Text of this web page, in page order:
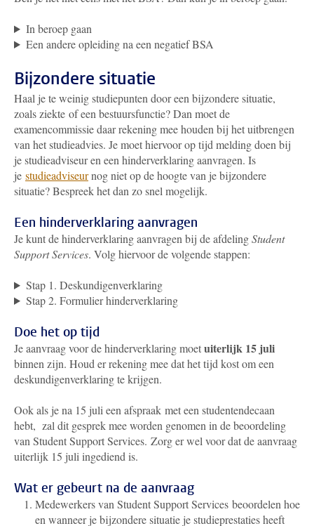
In beroep gaan
Een andere opleiding na een negatief BSA
Bijzondere situatie
Haal je te weinig studiepunten door een bijzondere situatie,
zoals ziekte of een bestuursfunctie? Dan moet de
examencommissie daar rekening mee houden bij het uitbrengen
van het studieadvies. Je moet hiervoor op tijd melding doen bij
je studieadviseur en een hinderverklaring aanvragen. Is
je studieadviseurnog niet op de hoogte van je bijzondere
situatie? Bespreek het dan zo snel mogelijk.
Een hinderverklaring aanvragen
Je kunt de hinderverklaring aanvragen bij de afdelingStudent
Support Services. Volg hiervoor de volgende stappen:
Stap 1. Deskundigenverklaring
Stap 2. Formulier hinderverklaring
Doe het op tijd
Je aanvraag voor de hinderverklaring moetuiterlijk 15 juli
binnen zijn. Houd er rekening mee dat het tijd kost om een
deskundigenverklaring te krijgen.
Ook als je na 15 juli een afspraak met een studentendecaan
hebt, zal dit gesprek mee worden genomen in de beoordeling
van Student Support Services. Zorg er wel voor dat de aanvraag
uiterlijk 15 juli ingediend is.
Wat er gebeurt na de aanvraag
Medewerkers van Student Support Services beoordelen hoe
en wanneer je bijzondere situatie je studieprestaties heeft